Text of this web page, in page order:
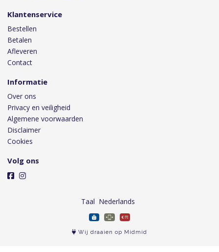
Klantenservice
Bestellen
Betalen
Afleveren
Contact
Informatie
Over ons
Privacy en veiligheid
Algemene voorwaarden
Disclaimer
Cookies
Volg ons
Taal
Wij draaien op Midmid